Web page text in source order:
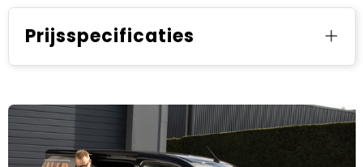
Prijsspecificaties